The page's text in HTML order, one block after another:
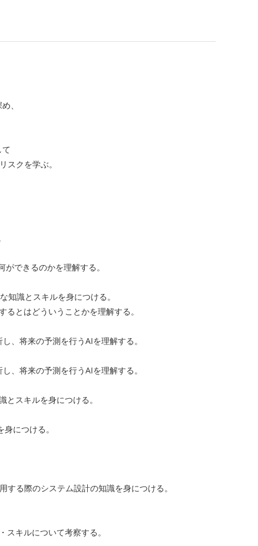
、
クを学ぶ。
できるのかを理解する。
識とスキルを身につける。
とはどういうことかを理解する。
将来の予測を行うAIを理解する。
将来の予測を行うAIを理解する。
スキルを身につける。
につける。
る際のシステム設計の知識を身につける。
キルについて考察する。